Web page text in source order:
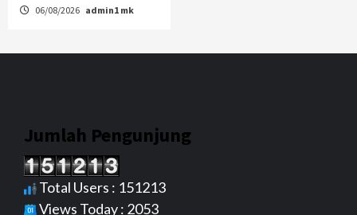
06/08/2026 admin1 mk
Jumlah Pengunjung
Total Users : 151213
Views Today : 2053